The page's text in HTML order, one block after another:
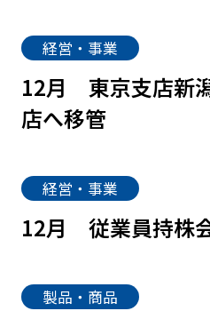
経営・事業
12月
東京支店新
店へ移管
経営・事業
12月 従業員持株
製品・商品